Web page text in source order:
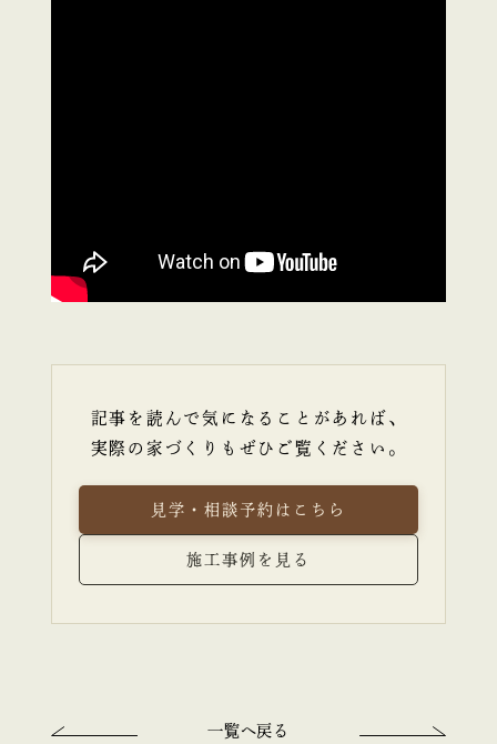
記事を読んで気になることがあれば、
実際の家づくりもぜひご覧ください。
見学・相談予約はこちら
施工事例を見る
一覧へ戻る